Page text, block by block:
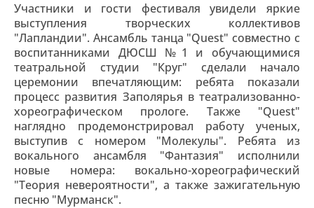
Участники и гости фестиваля увидели яркие
выступления творческих коллективов
"Лапландии". Ансамбль танца "Quest" совместно с
воспитанниками ДЮСШ №1 и обучающимися
театральной студии "Круг" сделали начало
церемонии впечатляющим: ребята показали
процесс развития Заполярья в театрализованно-
хореографическом прологе. Также "Quest"
наглядно продемонстрировал работу ученых,
выступив с номером "Молекулы". Ребята из
вокального ансамбля "Фантазия" исполнили
новые номера: вокально-хореографический
"Теория невероятности", а также зажигательную
песню "Мурманск".